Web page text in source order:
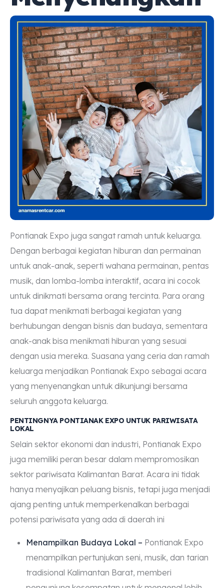
Pontianak Expo juga sangat ramah untuk keluarga.
Dengan berbagai kegiatan hiburan dan permainan
untuk anak-anak, seperti wahana permainan, pentas
musik, dan lomba-lomba interaktif, acara ini cocok
untuk dinikmati bersama orang tercinta. Para orang
tua dapat menikmati berbagai kegiatan yang
berhubungan dengan bisnis dan budaya, sementara
anak-anak bisa menikmati hiburan yang sesuai
dengan usia mereka. Suasana yang ceria dan ramah
keluarga menjadikan Pontianak Expo sebagai acara
yang menyenangkan untuk dikunjungi bersama
seluruh anggota keluarga.
PENTINGNYA PONTIANAK EXPO UNTUK PARIWISATA
LOKAL
Selain sektor ekonomi dan industri, Pontianak Expo
juga memiliki peran besar dalam mempromosikan
sektor pariwisata Kalimantan Barat. Acara ini tidak
hanya menyajikan peluang bisnis, tetapi juga menjadi
ajang penting untuk memperkenalkan berbagai
potensi pariwisata yang ada di daerah ini
Menampilkan Budaya Lokal – Pontianak Expo
menampilkan pertunjukan seni, musik, dan tarian
tradisional Kalimantan Barat, memberi